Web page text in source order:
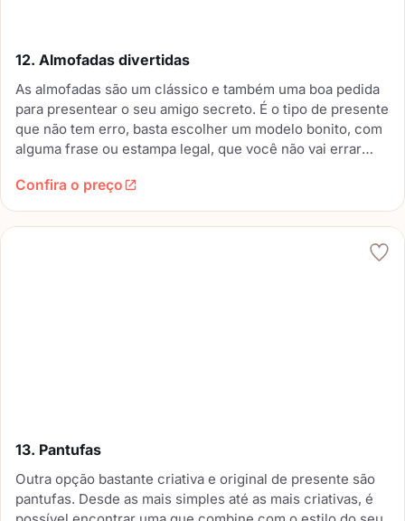
12. Almofadas divertidas
As almofadas são um clássico e também uma boa pedida
para presentear o seu amigo secreto. É o tipo de presente
que não tem erro, basta escolher um modelo bonito, com
alguma frase ou estampa legal, que você não vai errar
desde as mais coloridas, até as mais básicas. Escolha
com carinho.
Confira o preço
13. Pantufas
Outra opção bastante criativa e original de presente são
pantufas. Desde as mais simples até as mais criativas, é